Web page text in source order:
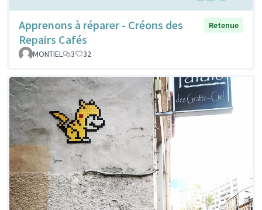
Apprenons à réparer - Créons des
Repairs Cafés
Retenue
MONTIEL 3 32